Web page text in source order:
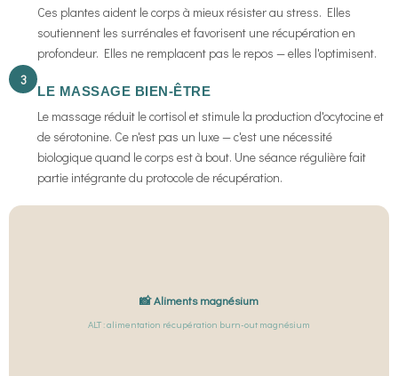
Ces plantes aident le corps à mieux résister au stress. Elles
soutiennent les surrénales et favorisent une récupération en
profondeur. Elles ne remplacent pas le repos — elles l'optimisent.
3
LE MASSAGE BIEN-ÊTRE
Le massage réduit le cortisol et stimule la production d'ocytocine et
de sérotonine. Ce n'est pas un luxe — c'est une nécessité
biologique quand le corps est à bout. Une séance régulière fait
partie intégrante du protocole de récupération.
📸 Aliments magnésium
ALT : alimentation récupération burn-out magnésium